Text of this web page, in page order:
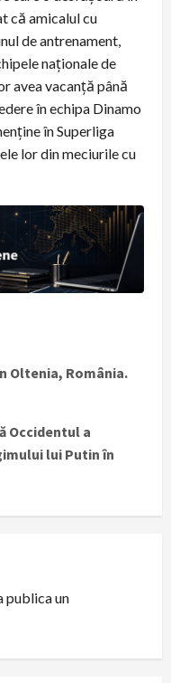
că amicalul cu
de antrenament,
naţionale de
avea vacanţă până
în echipa Dinamo
în Superliga
lor din meciurile cu
Oltenia, România.
Occidentul a
lui Putin în
publica un